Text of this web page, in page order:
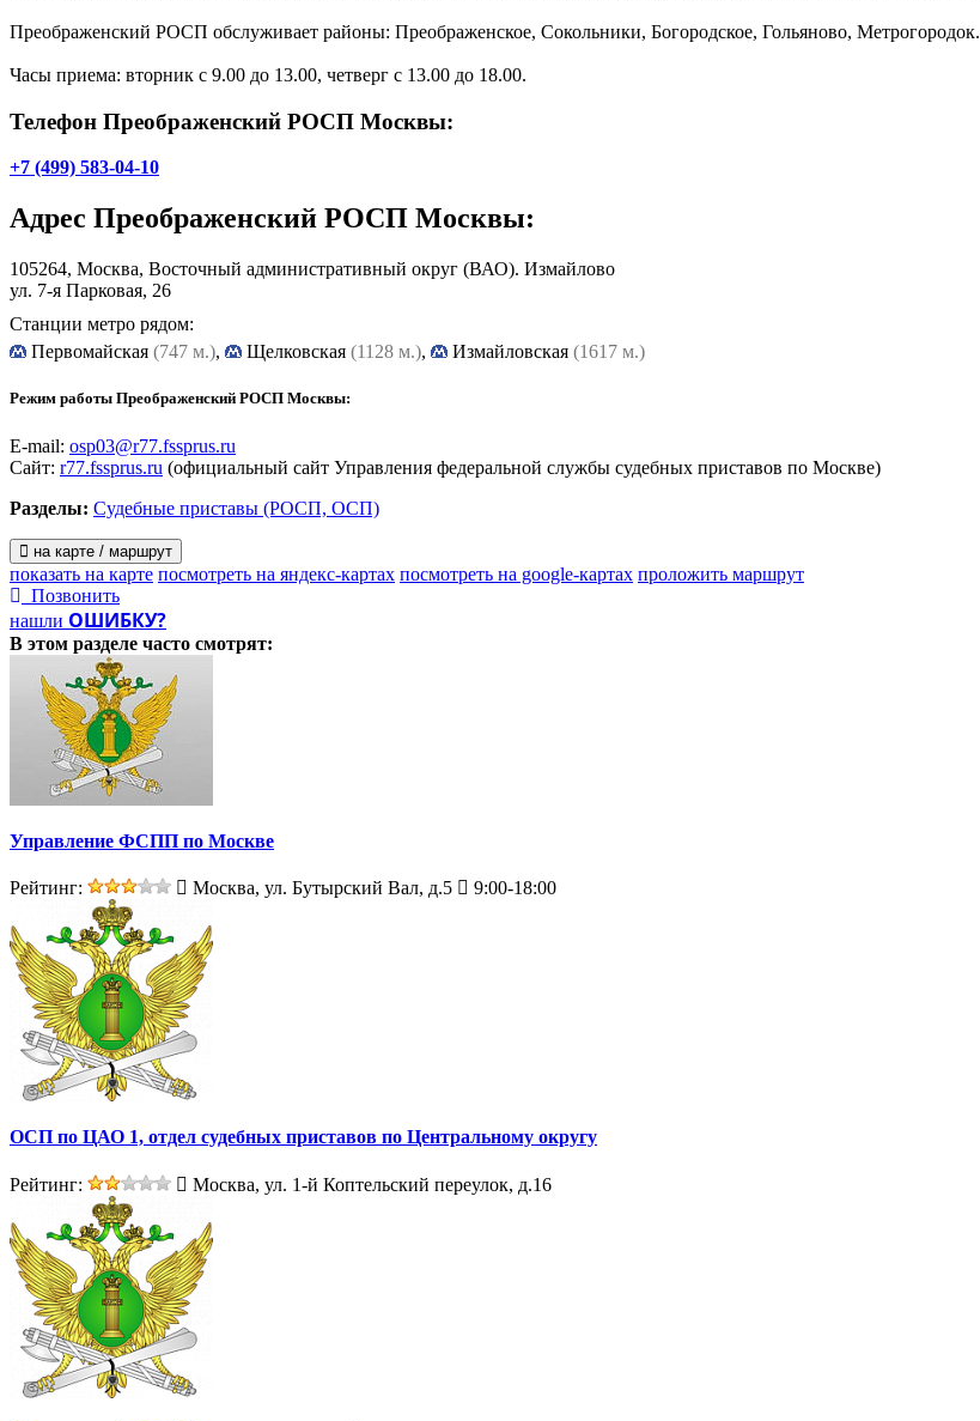
Преображенский РОСП обслуживает районы: Преображенское, Сокольники, Богородское, Гольяново, Метрогородок.
Часы приема: вторник с 9.00 до 13.00, четверг с 13.00 до 18.00.
Телефон Преображенский РОСП Москвы:
+7 (499) 583-04-10
Адрес Преображенский РОСП Москвы:
105264, Москва, Восточный административный округ (ВАО). Измайлово
ул. 7-я Парковая, 26
Станции метро рядом:
Первомайская (747 м.), Щелковская (1128 м.), Измайловская (1617 м.)
Режим работы Преображенский РОСП Москвы:
E-mail: osp03@r77.fssprus.ru
Сайт: r77.fssprus.ru (официальный сайт Управления федеральной службы судебных приставов по Москве)
Разделы: Судебные приставы (РОСП, ОСП)
на карте / маршрут
показать на карте посмотреть на яндекс-картах посмотреть на google-картах проложить маршрут
Позвонить
нашли ОШИБКУ?
В этом разделе часто смотрят:
Управление ФСПП по Москве
Рейтинг: Москва, ул. Бутырский Вал, д.5 9:00-18:00
ОСП по ЦАО 1, отдел судебных приставов по Центральному округу
Рейтинг: Москва, ул. 1-й Коптельский переулок, д.16